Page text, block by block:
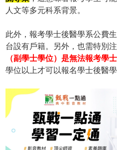
人文等多元科系背景。
此外，報考學士後醫學系公費
台設有戶籍。另外，也需特別
（副學士學位）是無法報考學
學位以上才可以報名學士後醫學